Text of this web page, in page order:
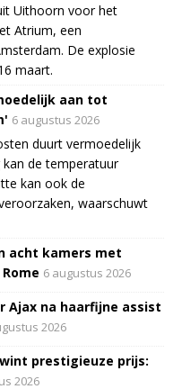
Uithoorn voor het
Atrium, een
De explosie
maart.
aan tot
6 augustus 2026
duurt vermoedelijk
de temperatuur
kan ook de
waarschuwt
acht kamers met
6 augustus 2026
Ajax na haarfijne assist
2026
prestigieuze prijs:
2026